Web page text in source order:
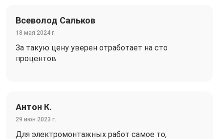
Всеволод Сальков
18 мая 2024 г.
За такую цену уверен отработает на сто
процентов.
Антон К.
29 июн 2023 г.
Для электромонтажных работ самое то,